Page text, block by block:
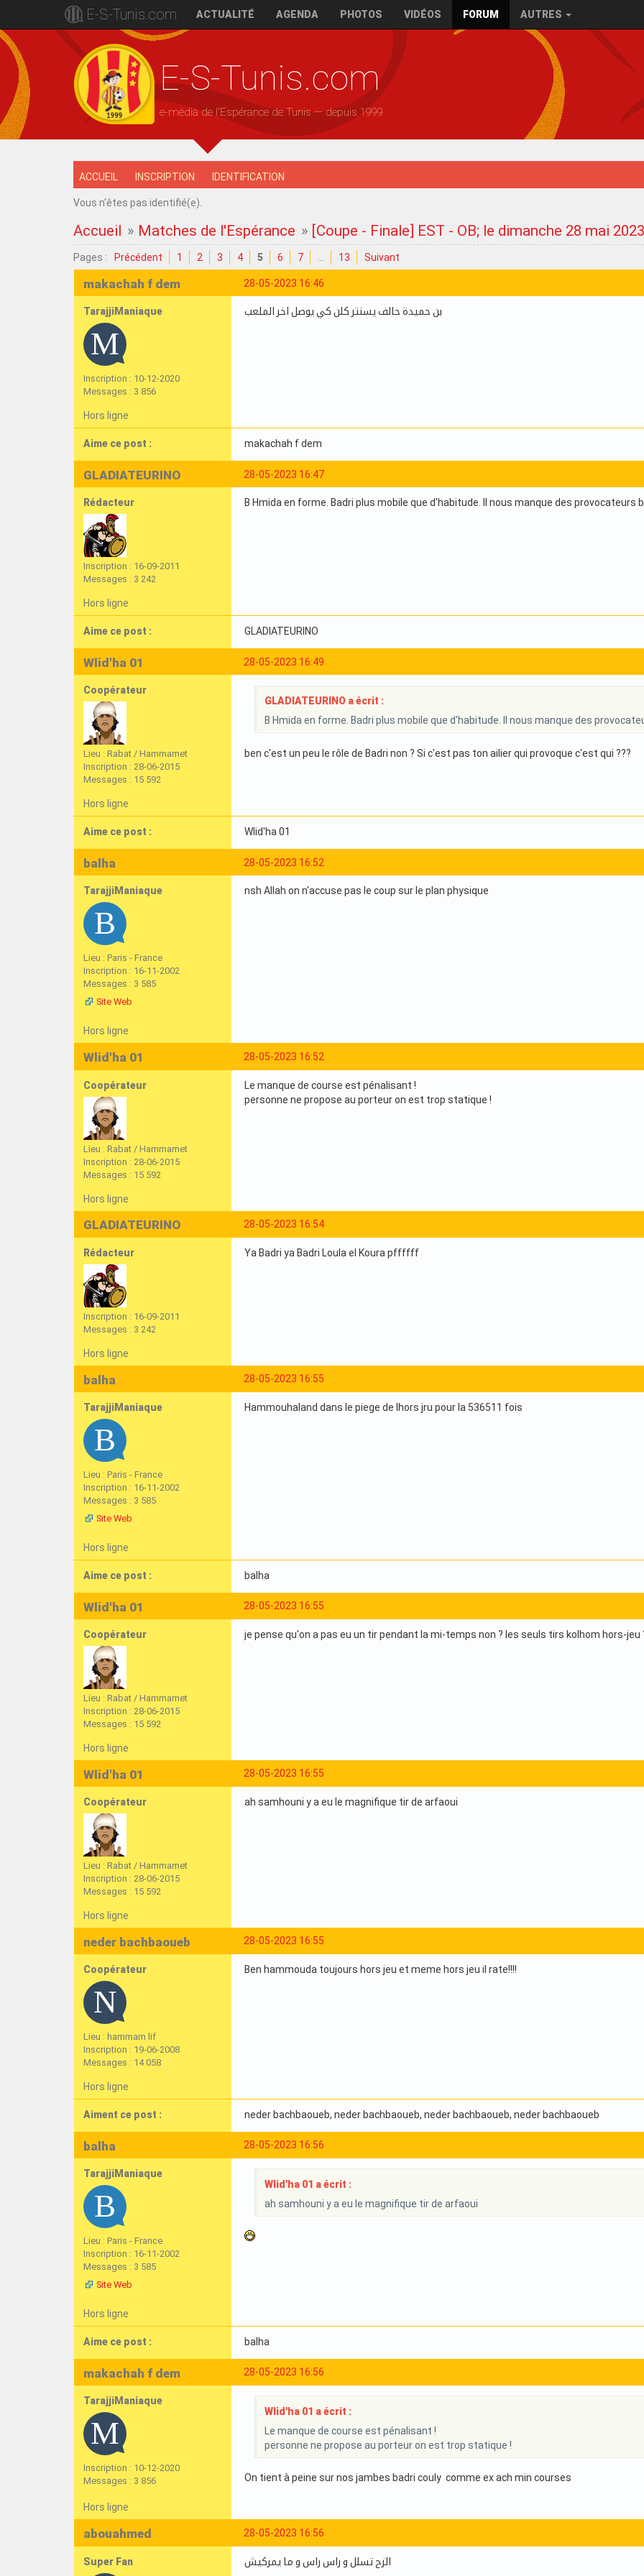
E-S-Tunis.com ACTUALITÉ AGENDA PHOTOS VIDÉOS FORUM AUTRES
E-S-Tunis.com
e-média de l'Espérance de Tunis — depuis 1999
ACCUEIL INSCRIPTION IDENTIFICATION
Vous n'êtes pas identifié(e).
Accueil » Matches de l'Espérance » [Coupe - Finale] EST - OB; le dimanche 28 mai
Pages : Précédent 1 2 3 4 5 6 7 13 Suivant
28-05-2023 16:46
makachah f dem
TarajjiManiaque
Inscription : 10-12-2020
Messages : 3 856
بن حميدة حالف يسنتر كلن كي يوصل اخر الملعب
Hors ligne
Aime ce post : makachah f dem
28-05-2023 16:47
GLADIATEURINO
Rédacteur
Inscription : 16-09-2011
Messages : 3 242
B Hmida en forme. Badri plus mobile que d'habitude. Il nous manque des provocateurs
Hors ligne
Aime ce post : GLADIATEURINO
28-05-2023 16:49
Wlid'ha 01
Coopérateur
Lieu : Rabat / Hammamet
Inscription : 28-06-2015
Messages : 15 592
GLADIATEURINO a écrit :
B Hmida en forme. Badri plus mobile que d'habitude. Il nous manque des
ben c'est un peu le rôle de Badri non ? Si c'est pas ton ailier qui provoque c'est qui ???
Hors ligne
Aime ce post : Wlid'ha 01
28-05-2023 16:52
balha
TarajjiManiaque
Lieu : Paris - France
Inscription : 16-11-2002
Messages : 3 585
Site Web
nsh Allah on n'accuse pas le coup sur le plan physique
Hors ligne
28-05-2023 16:52
Wlid'ha 01
Coopérateur
Lieu : Rabat / Hammamet
Inscription : 28-06-2015
Messages : 15 592
Le manque de course est pénalisant !
personne ne propose au porteur on est trop statique !
Hors ligne
28-05-2023 16:54
GLADIATEURINO
Rédacteur
Inscription : 16-09-2011
Messages : 3 242
Ya Badri ya Badri Loula el Koura pffffff
Hors ligne
28-05-2023 16:55
balha
TarajjiManiaque
Lieu : Paris - France
Inscription : 16-11-2002
Messages : 3 585
Site Web
Hammouhaland dans le piege de lhors jru pour la 536511 fois
Hors ligne
Aime ce post : balha
28-05-2023 16:55
Wlid'ha 01
Coopérateur
Lieu : Rabat / Hammamet
Inscription : 28-06-2015
Messages : 15 592
je pense qu'on a pas eu un tir pendant la mi-temps non ? les seuls tirs kolhom hors-jeu
Hors ligne
28-05-2023 16:55
Wlid'ha 01
Coopérateur
Lieu : Rabat / Hammamet
Inscription : 28-06-2015
Messages : 15 592
ah samhouni y a eu le magnifique tir de arfaoui
Hors ligne
28-05-2023 16:55
neder bachbaoueb
Coopérateur
Lieu : hammam lif
Inscription : 19-06-2008
Messages : 14 058
Ben hammouda toujours hors jeu et meme hors jeu il rate!!!!
Hors ligne
Aiment ce post : neder bachbaoueb, neder bachbaoueb, neder bachbaoueb, neder bachbaoueb
28-05-2023 16:56
balha
TarajjiManiaque
Lieu : Paris - France
Inscription : 16-11-2002
Messages : 3 585
Site Web
Wlid'ha 01 a écrit :
ah samhouni y a eu le magnifique tir de arfaoui
Hors ligne
Aime ce post : balha
28-05-2023 16:56
makachah f dem
TarajjiManiaque
Inscription : 10-12-2020
Messages : 3 856
Wlid'ha 01 a écrit :
Le manque de course est pénalisant !
personne ne propose au porteur on est trop statique !
On tient à peine sur nos jambes badri couly comme ex ach min courses
Hors ligne
28-05-2023 16:56
abouahmed
Super Fan الزح تسلل و راس راس و ما يمركيش